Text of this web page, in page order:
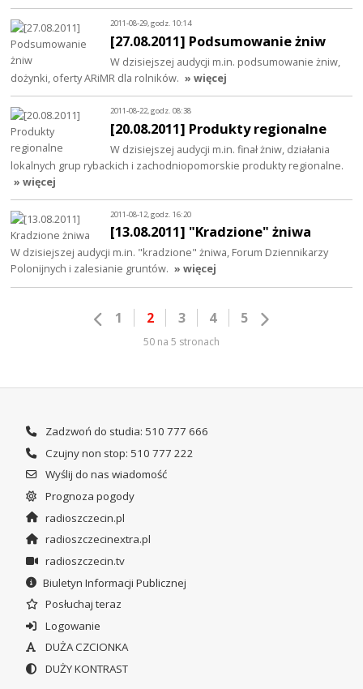
2011-08-29, godz. 10:14
[27.08.2011] Podsumowanie żniw
W dzisiejszej audycji m.in. podsumowanie żniw,
dożynki, oferty ARiMR dla rolników. » więcej
2011-08-22, godz. 08:38
[20.08.2011] Produkty regionalne
W dzisiejszej audycji m.in. finał żniw, działania
lokalnych grup rybackich i zachodniopomorskie produkty regionalne.
» więcej
2011-08-12, godz. 16:20
[13.08.2011] "Kradzione" żniwa
W dzisiejszej audycji m.in. "kradzione" żniwa, Forum Dziennikarzy
Polonijnych i zalesianie gruntów. » więcej
1 2 3 4 5
50 na 5 stronach
Zadzwoń do studia: 510 777 666
Czujny non stop: 510 777 222
Wyślij do nas wiadomość
Prognoza pogody
radioszczecin.pl
radioszczecinextra.pl
radioszczecin.tv
Biuletyn Informacji Publicznej
Posłuchaj teraz
Logowanie
DUŻA CZCIONKA
DUŻY KONTRAST